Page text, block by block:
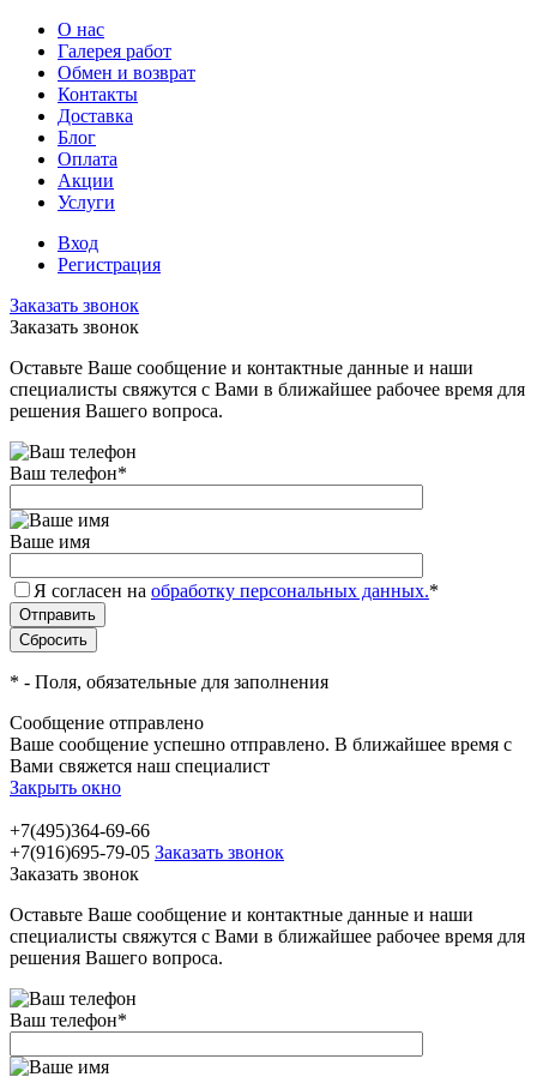
О нас
Галерея работ
Обмен и возврат
Контакты
Доставка
Блог
Оплата
Акции
Услуги
Вход
Регистрация
Заказать звонок
Заказать звонок
Оставьте Ваше сообщение и контактные данные и наши
специалисты свяжутся с Вами в ближайшее рабочее время для
решения Вашего вопроса.
Ваш телефон*
Ваше имя
Я согласен на обработку персональных данных.*
* - Поля, обязательные для заполнения
Сообщение отправлено
Ваше сообщение успешно отправлено. В ближайшее время с
Вами свяжется наш специалист
Закрыть окно
+7(495)364-69-66
+7(916)695-79-05 Заказать звонок
Заказать звонок
Оставьте Ваше сообщение и контактные данные и наши
специалисты свяжутся с Вами в ближайшее рабочее время для
решения Вашего вопроса.
Ваш телефон*